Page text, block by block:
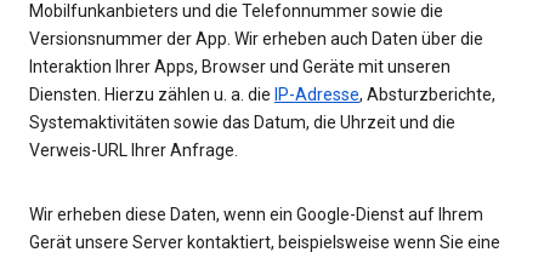
Mobilfunkanbieters und die Telefonnummer sowie die
Versionsnummer der App. Wir erheben auch Daten über die
Interaktion Ihrer Apps, Browser und Geräte mit unseren
Diensten. Hierzu zählen u. a. die IP-Adresse, Absturzberichte,
Systemaktivitäten sowie das Datum, die Uhrzeit und die
Verweis-URL Ihrer Anfrage.
Wir erheben diese Daten, wenn ein Google-Dienst auf Ihrem
Gerät unsere Server kontaktiert, beispielsweise wenn Sie eine